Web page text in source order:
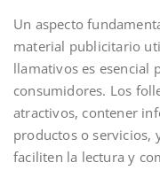
Un aspecto
material publicitario
llamativos es esencial
consumidores. Los
atractivos, contener
productos o servicios,
faciliten la lectura y